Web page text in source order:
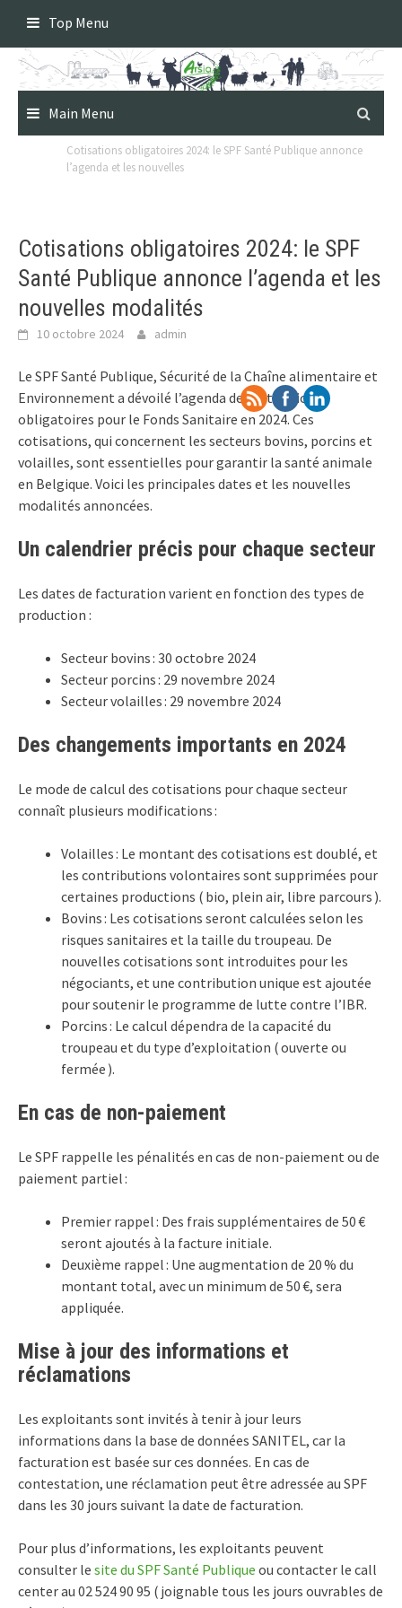
content
Top Menu
Main Menu
Cotisations obligatoires 2024: le SPF Santé Publique annonce
l’agenda et les nouvelles
Cotisations obligatoires 2024: le SPF
Santé Publique annonce l’agenda et les
nouvelles modalités
10 octobre 2024 admin
Le SPF Santé Publique, Sécurité de la Chaîne alimentaire et
Environnement a dévoilé l’agenda des cotisations
obligatoires pour le Fonds Sanitaire en 2024. Ces
cotisations, qui concernent les secteurs bovins, porcins et
volailles, sont essentielles pour garantir la santé animale
en Belgique. Voici les principales dates et les nouvelles
modalités annoncées.
Un calendrier précis pour chaque secteur
Les dates de facturation varient en fonction des types de
production :
Secteur bovins : 30 octobre 2024
Secteur porcins : 29 novembre 2024
Secteur volailles : 29 novembre 2024
Des changements importants en 2024
Le mode de calcul des cotisations pour chaque secteur
connaît plusieurs modifications :
Volailles : Le montant des cotisations est doublé, et
les contributions volontaires sont supprimées pour
certaines productions ( bio, plein air, libre parcours ).
Bovins : Les cotisations seront calculées selon les
risques sanitaires et la taille du troupeau. De
nouvelles cotisations sont introduites pour les
négociants, et une contribution unique est ajoutée
pour soutenir le programme de lutte contre l’IBR.
Porcins : Le calcul dépendra de la capacité du
troupeau et du type d’exploitation ( ouverte ou
fermée ).
En cas de non-paiement
Le SPF rappelle les pénalités en cas de non-paiement ou de
paiement partiel :
Premier rappel : Des frais supplémentaires de 50 €
seront ajoutés à la facture initiale.
Deuxième rappel : Une augmentation de 20 % du
montant total, avec un minimum de 50 €, sera
appliquée.
Mise à jour des informations et
réclamations
Les exploitants sont invités à tenir à jour leurs
informations dans la base de données SANITEL, car la
facturation est basée sur ces données. En cas de
contestation, une réclamation peut être adressée au SPF
dans les 30 jours suivant la date de facturation.
Pour plus d’informations, les exploitants peuvent
consulter le site du SPF Santé Publique ou contacter le call
center au 02 524 90 95 ( joignable tous les jours ouvrables de